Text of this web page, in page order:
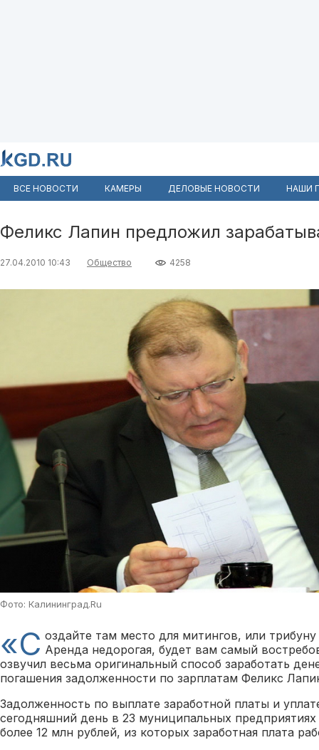
ВСЕ НОВОСТИ КАМЕРЫ ДЕЛОВЫЕ НОВОСТИ НАШИ
Феликс Лапин предложил
27.04.2010 10:43 Общество 4258
Фото: Калининград.Ru
«С оздайте там место для митингов, или
Аренда недорогая, будет вам самый
озвучил весьма оригинальный способ заработать
погашения задолженности по зарплатам Феликс
Задолженность по выплате заработной платы и
сегодняшний день в 23 муниципальных предприятиях
более 12 млн рублей, из которых заработная плата